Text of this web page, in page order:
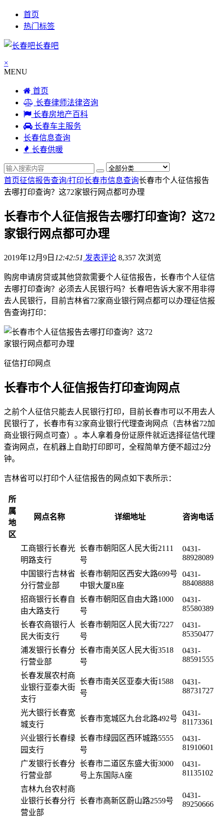
首页
热门标签
长春吧
×
MENU
首页
长春律师法律咨询
长春房地产百科
长春车主服务
长春信息查询
长春供暖
首页征信报告查询/打印长春市信息查询长春市个人征信报告
去哪打印查询？这72家银行网点都可办理
长春市个人征信报告去哪打印查询？这72
家银行网点都可办理
2019年12月9日 12:42:51 发表评论 8,357 次浏览
购房申请房贷或其他贷款需要个人征信报告，长春市个人征信
去哪打印查询？必须去人民银行吗？长春吧告诉大家不用非得
去人民银行，目前吉林省72家商业银行网点都可以办理征信报
告查询打印：
征信打印网点
长春市个人征信报告打印查询网点
之前个人征信只能去人民银行打印，目前长春市可以不用去人
民银行了，长春市有32家商业银行代理查询网点（吉林省72加
商业银行网点可查）。本人拿着身份证原件就近选择征信代理
查询网点，在机器上自助打印即可，全程简单方便不超过2分
钟。
吉林省可以打印个人征信报告的网点如下表所示：
所
属
地
区
网点名称 详细地址 咨询电话
工商银行长春光
明路支行
长春市朝阳区人民大街2111
号
0431-
88928089
中国银行吉林省
分行营业部
长春市朝阳区西安大路699号
中银大厦B座
0431-
88408888
招商银行长春自
由大路支行
长春市朝阳区自由大路1000
号
0431-
85580389
长春农商银行人
民大街支行
长春市朝阳区人民大街7227
号
0431-
85350477
浦发银行长春分
行营业部
长春市南关区人民大街3518
号
0431-
88591555
长春发展农村商
业银行亚泰大街
支行
长春市南关区亚泰大街1588
号
0431-
88731727
光大银行长春宽
城支行
长春市宽城区九台北路492号
0431-
81173361
兴业银行长春绿
园支行
长春市绿园区西环城路5555
号
0431-
81910601
广发银行长春分
行营业部
长春市二道区东盛大街3000
号上东国际A座
0431-
81135102
吉林九台农村商
业银行长春分行
营业部
长春市高新区蔚山路2559号
0431-
89250666